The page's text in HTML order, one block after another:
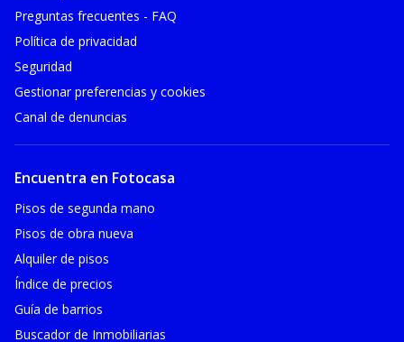
Preguntas frecuentes - FAQ
Política de privacidad
Seguridad
Gestionar preferencias y cookies
Canal de denuncias
Encuentra en Fotocasa
Pisos de segunda mano
Pisos de obra nueva
Alquiler de pisos
Índice de precios
Guía de barrios
Buscador de Inmobiliarias